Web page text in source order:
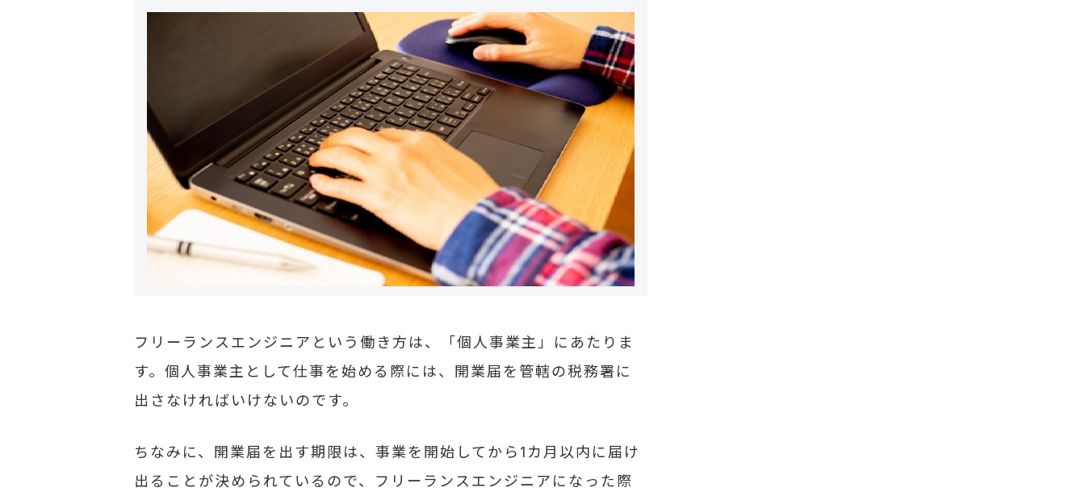
フリーランスエンジニアという働き方は、「個人事業主」にあたりま
す。個人事業主として仕事を始める際には、開業届を管轄の税務署に
出さなければいけないのです。
ちなみに、開業届を出す期限は、事業を開始してから1カ月以内に届け
出ることが決められているので、フリーランスエンジニアになった際